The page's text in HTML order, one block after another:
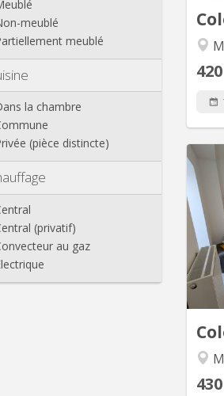
meublé
meublé
la chambre
(pièce distincte)
(privatif)
au gaz
🏡
La